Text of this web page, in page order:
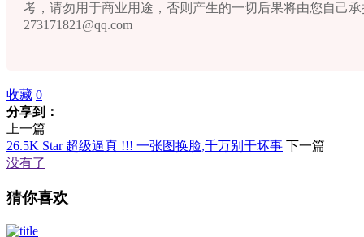
考，请勿用于商业用途，否则产生的一切后果将由您自己
273171821@qq.com
收藏 0
分享到：
上一篇
26.5K Star 超级逼真 !!! 一张图换脸,千万别干坏事 下一篇
没有了
猜你喜欢